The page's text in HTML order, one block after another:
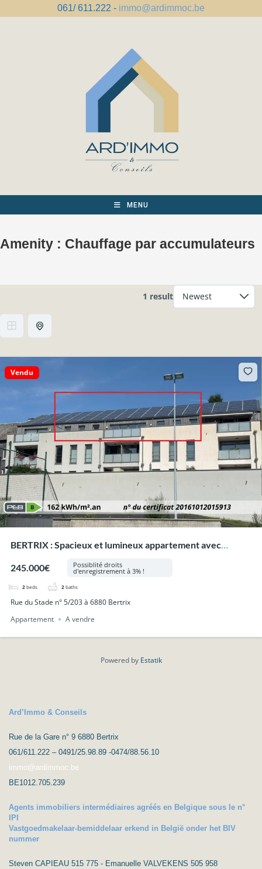
061/ 611.222 - immo@ardimmoc.be
MENU
Amenity : Chauffage par accumulateurs
1 result
Vendu
BERTRIX : Spacieux et lumineux appartement avec
245.000€
Possiblité droits
d'enregistrement à 3% !
2 beds 2 baths
Rue du Stade n° 5/203 à 6880 Bertrix
Appartement
A vendre
Powered by Estatik
Ard’Immo & Conseils
Rue de la Gare n° 9 6880 Bertrix
061/611.222 – 0491/25.98.89 -0474/88.56.10
immo@ardimmoc.be
BE1012.705.239
Agents immobiliers intermédiaires agréés en Belgique sous le n°
IPI
Vastgoedmakelaar-bemiddelaar erkend in België onder het BIV
nummer
Steven CAPIEAU 515 775 - Emanuelle VALVEKENS 505 958